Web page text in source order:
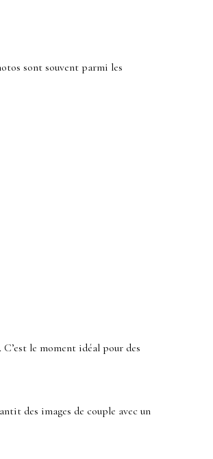
sont souvent parmi les
le moment idéal pour des
des images de couple avec un